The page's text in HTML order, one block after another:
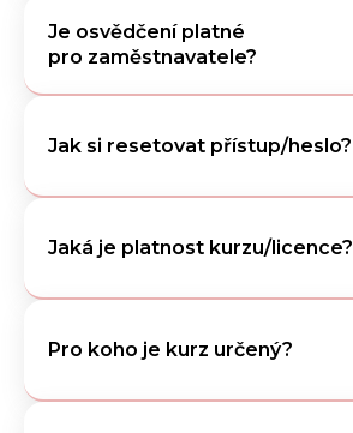
Je osvědčení platné
pro zaměstnavatele?
Jak si resetovat přístup/heslo?
Jaká je platnost kurzu/licence?
Pro koho je kurz určený?